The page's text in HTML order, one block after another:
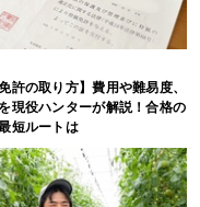
免許の取り方】費用や難易度、
現役ハンターが解説！合格の
短ルートは